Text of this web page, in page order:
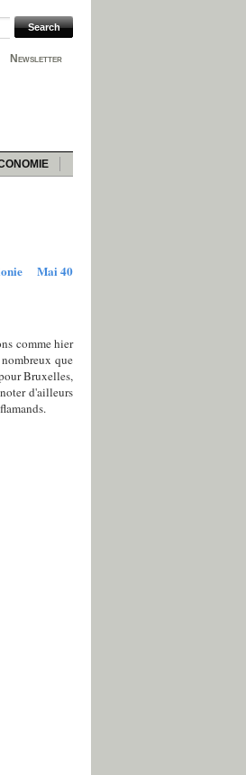
Newsletter
Mai 40
comme hier
que
Bruxelles,
d'ailleurs